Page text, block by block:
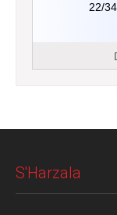
22/
S'Harzala